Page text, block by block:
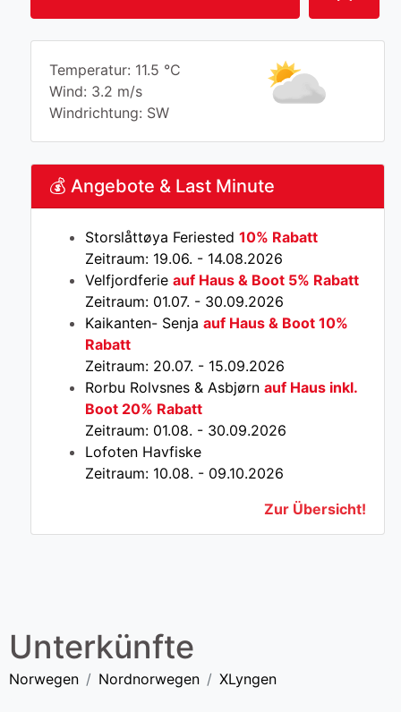
Temperatur: 11.5 °C
Wind: 3.2 m/s
Windrichtung: SW
💰 Angebote & Last Minute
Storslåttøya Feriested 10% Rabatt
Zeitraum: 19.06. - 14.08.2026
Velfjordferie auf Haus & Boot 5% Rabatt
Zeitraum: 01.07. - 30.09.2026
Kaikanten- Senja auf Haus & Boot 10%
Rabatt
Zeitraum: 20.07. - 15.09.2026
Rorbu Rolvsnes & Asbjørn auf Haus inkl.
Boot 20% Rabatt
Zeitraum: 01.08. - 30.09.2026
Lofoten Havfiske
Zeitraum: 10.08. - 09.10.2026
Zur Übersicht!
Unterkünfte
Norwegen Nordnorwegen XLyngen